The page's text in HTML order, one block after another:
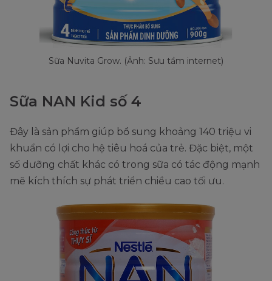
Sữa Nuvita Grow. (Ảnh: Sưu tầm internet)
Sữa NAN Kid số 4
Đây là sản phẩm giúp bổ sung khoảng 140 triệu vi
khuẩn có lợi cho hệ tiêu hoá của trẻ. Đặc biệt, một
số dưỡng chất khác có trong sữa có tác động mạnh
mẽ kích thích sự phát triển chiều cao tối ưu.